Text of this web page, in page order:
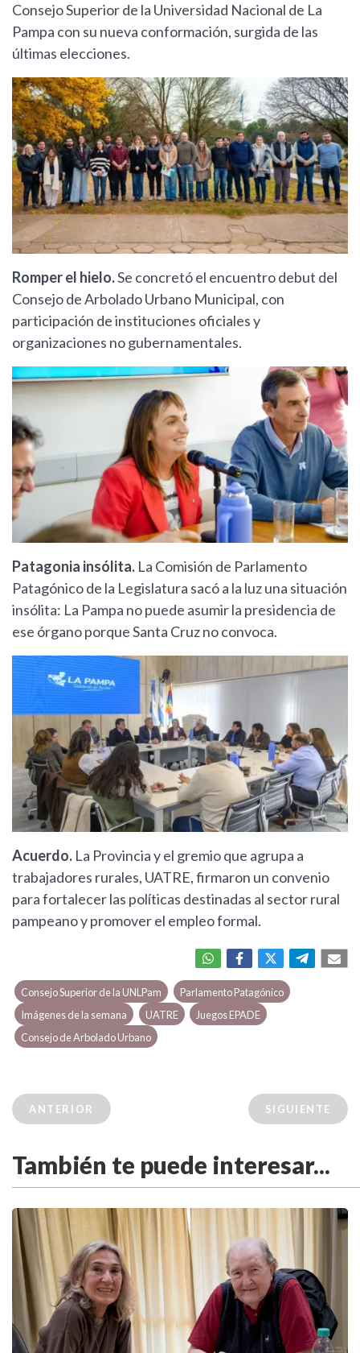
Consejo Superior de la Universidad Nacional de La
Pampa con su nueva conformación, surgida de las
últimas elecciones.
Romper el hielo.Se concretó el encuentro debut del
Consejo de Arbolado Urbano Municipal, con
participación de instituciones oficiales y
organizaciones no gubernamentales.
Patagonia insólita. La Comisión de Parlamento
Patagónico de la Legislatura sacó a la luz una situación
insólita: La Pampa no puede asumir la presidencia de
ese órgano porque Santa Cruz no convoca.
Acuerdo. La Provincia y el gremio que agrupa a
trabajadores rurales, UATRE, firmaron un convenio
para fortalecer las políticas destinadas al sector rural
pampeano y promover el empleo formal.
Consejo Superior de la UNLPam
Parlamento Patagónico
Imágenes de la semana
UATRE
Juegos EPADE
Consejo de Arbolado Urbano
ANTERIOR SIGUIENTE
También te puede interesar...